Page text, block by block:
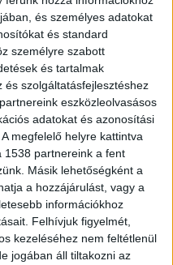
és személyes adatokat
és standard
személyre szabott
és tartalmak
és szolgáltatásfejlesztéshez
eszközleolvasásos
adatokat és azonosítási
megfelelő helyre kattintva
1538 partnereink a fent
Másik lehetőségként a
a hozzájárulást, vagy a
információkhoz
Felhívjuk figyelmét,
kezeléséhez nem feltétlenül
jogában áll tiltakozni az
napenergia
hulladék természet
villanyautó víz
zöld hirek
óta
kkv-k fenntartható
óta
nyit a Dunán: a jövő
lesz szükség